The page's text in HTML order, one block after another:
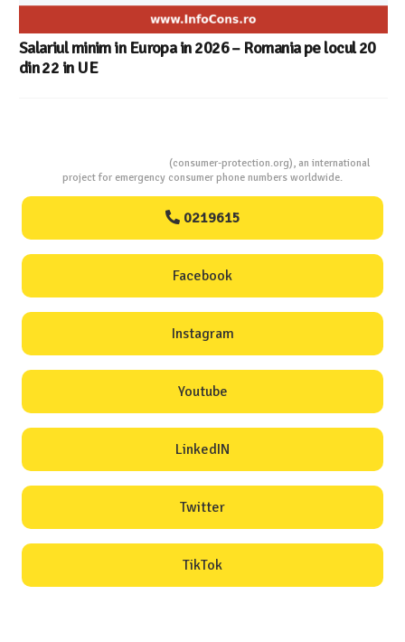
Salariul minim in Europa in 2026 – Romania pe locul 20
din 22 in UE
(consumer-protection.org), an international
project for emergency consumer phone numbers worldwide.
0219615
Facebook
Instagram
Youtube
LinkedIN
Twitter
TikTok